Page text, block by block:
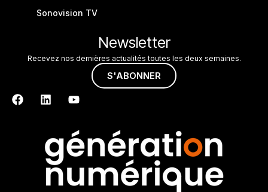
Sonovision TV
Newsletter
Recevez nos dernières actualités toutes les deux semaines.
S'ABONNER